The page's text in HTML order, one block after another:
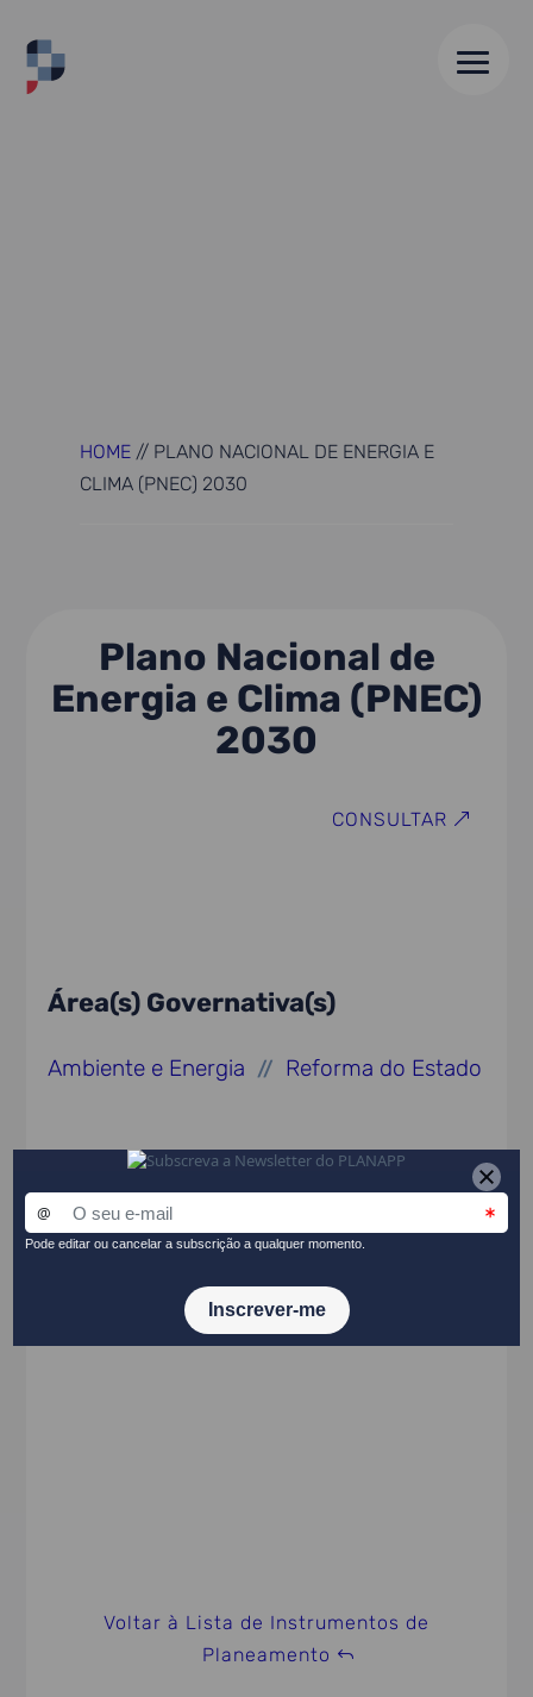
HOME // PLANO NACIONAL DE ENERGIA E
CLIMA (PNEC) 2030
Plano Nacional de
Energia e Clima (PNEC)
2030
CONSULTAR
Área(s) Governativa(s)
Ambiente e Energia // Reforma do Estado
Ato Normativo
Resolução do Conselho de Ministros n.º
53/2020, de 10 de julho
PARTILHAR NO LINKEDIN
Voltar à Lista de Instrumentos de
Planeamento